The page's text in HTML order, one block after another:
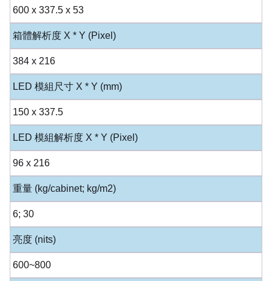
600 x 337.5 x 53
箱體解析度 X * Y (Pixel)
384 x 216
LED 模組尺寸 X * Y (mm)
150 x 337.5
LED 模組解析度 X * Y (Pixel)
96 x 216
重量 (kg/cabinet; kg/m2)
6; 30
亮度 (nits)
600~800